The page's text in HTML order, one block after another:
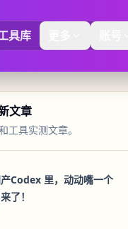
具库
文章
工具实测文章。
Codex 里，动动嘴一个
了！